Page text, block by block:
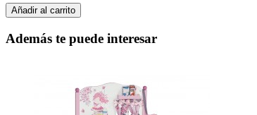
Añadir al carrito
Además te puede interesar